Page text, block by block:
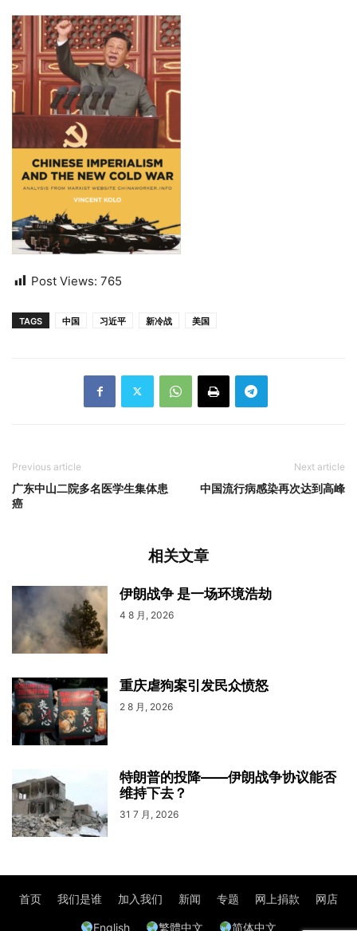
Post Views: 765
TAGS 中国 习近平 新冷战 美国
Previous article
广东中山二院多名医学生集体患
癌
Next article
中国流行病感染再次达到高峰
相关文章
伊朗战争 是一场环境浩劫
4 8 月, 2026
重庆虐狗案引发民众愤怒
2 8 月, 2026
特朗普的投降——伊朗战争协议能否
维持下去？
31 7 月, 2026
首页 我们是谁 加入我们 新闻 专题 网上捐款 网店
English 繁體中文 简体中文